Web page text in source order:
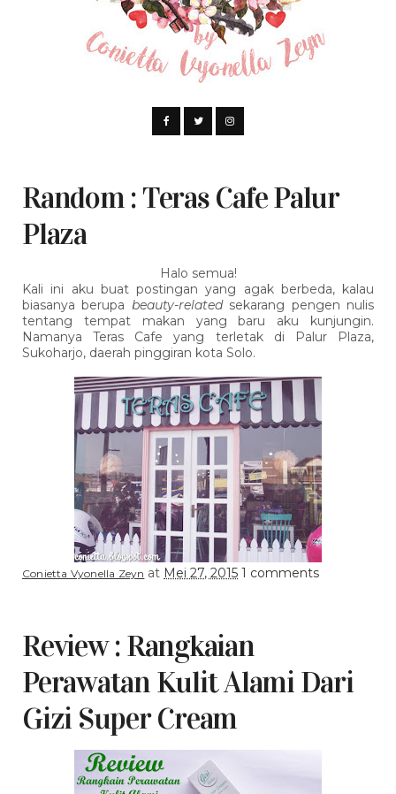
Random : Teras Cafe Palur
Plaza
Halo semua!
Kali ini aku buat postingan yang agak berbeda, kalau
biasanya berupa beauty-relatedsekarang pengen nulis
tentang tempat makan yang baru aku kunjungin.
Namanya Teras Cafe yang terletak di Palur Plaza,
Sukoharjo, daerah pinggiran kota Solo.
Conietta Vyonella Zeyn at Mei 27, 2015 1 comments
Review : Rangkaian
Perawatan Kulit Alami Dari
Gizi Super Cream